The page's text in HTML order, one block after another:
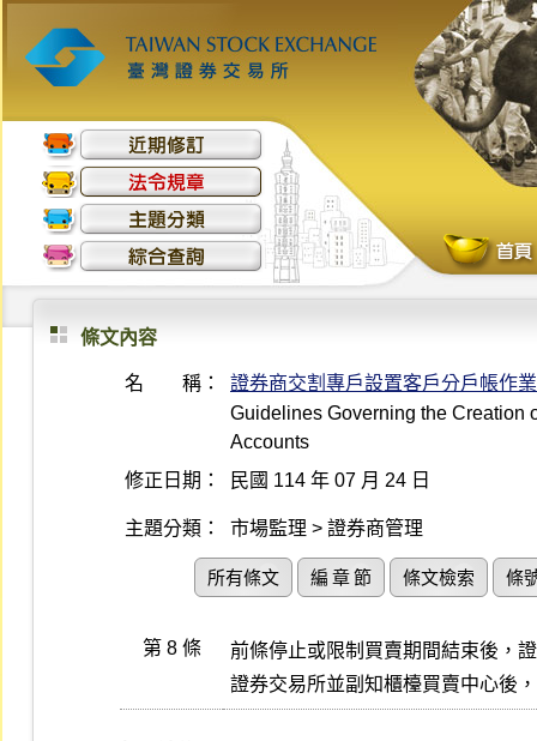
條文內容
名 稱：
證券商交割專戶設置客戶分戶帳作
Guidelines Governing the Creation
Accounts
修正日期：
民國 114 年 07 月 24 日
主題分類： 市場監理 > 證券商管理
所有條文 編 章 節 條文檢索 條
第 8 條
前條停止或限制買賣期間結束後，
證券交易所並副知櫃檯買賣中心後